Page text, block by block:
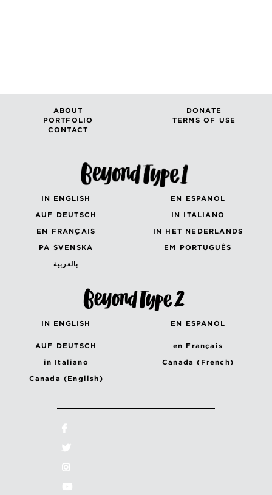
ABOUT
DONATE
PORTFOLIO
TERMS OF USE
CONTACT
IN ENGLISH
EN ESPANOL
AUF DEUTSCH
IN ITALIANO
EN FRANÇAIS
IN HET NEDERLANDS
PÅ SVENSKA
EM PORTUGUÊS
بالعربية
IN ENGLISH EN ESPANOL
AUF DEUTSCH
en Français
in Italiano
Canada (French)
Canada (English)